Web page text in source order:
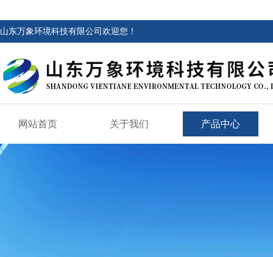
山东万象环境科技有限公司欢迎您！
网站首页 关于我们 产品中心